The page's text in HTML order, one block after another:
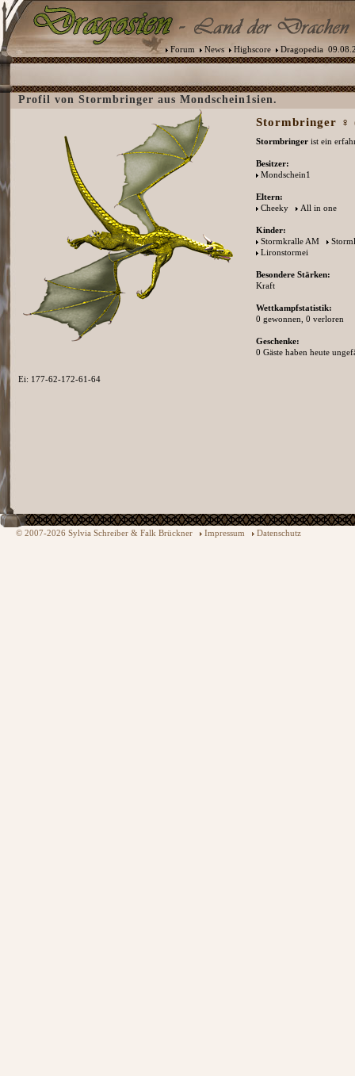
Forum News Highscore Dragopedia
Profil von Stormbringer aus Mondschein1sien.
Stormbringer ♀
Stormbringer ist ein
Besitzer:
Mondschein1
Eltern:
Cheeky
All in one
Kinder:
Stormkralle AM
Lironstormei
Besondere Stärken:
Kraft
Wettkampfstatistik:
0 gewonnen, 0 verloren
Geschenke:
0 Gäste haben heute
Ei: 177-62-172-61-64
© 2007-2026 Sylvia Schreiber & Falk Brückner Impressum Datenschutz